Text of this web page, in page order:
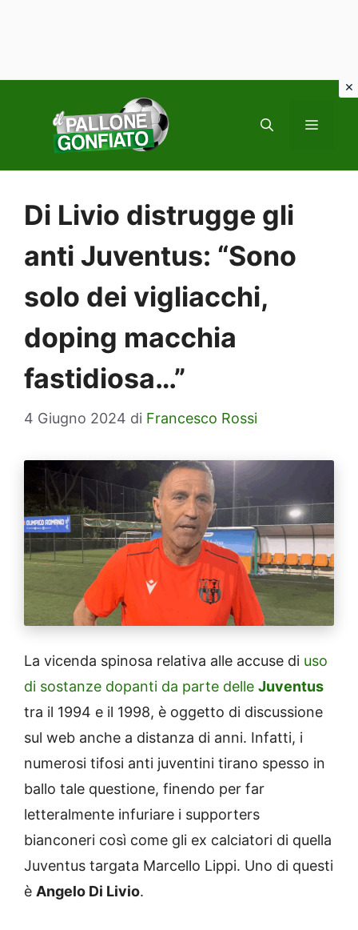
contenuto
MENU
Di Livio distrugge gli
anti Juventus: “Sono
solo dei vigliacchi,
doping macchia
fastidiosa…”
4 Giugno 2024 di Francesco Rossi
La vicenda spinosa relativa alle accuse di uso
di sostanze dopanti da parte delle Juventus
tra il 1994 e il 1998, è oggetto di discussione
sul web anche a distanza di anni. Infatti, i
numerosi tifosi anti juventini tirano spesso in
ballo tale questione, finendo per far
letteralmente infuriare i supporters
bianconeri così come gli ex calciatori di quella
Juventus targata Marcello Lippi. Uno di questi
è Angelo Di Livio.